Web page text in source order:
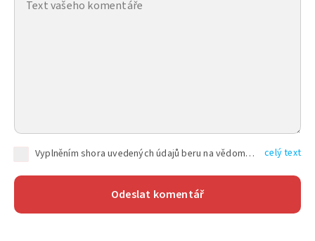
Vyplněním shora uvedených údajů beru na vědomí, že společnost TEXT FACTORY s.r.o., sídlem Brno, Durďákova 336/29, Černá Pole, PSČ: 613 00, IČ: 06157831, zapsané u Krajského soudu v Brně, oddíl C, vložka 100399, bude zpracovávat mé osobní údaje uvedené v rámci mnou vyplněného registračního formuláře na základě oprávněných zájmů TEXT FACTORY s.r.o. dle čl. 6 odst. 1 písm. f) GDPR a pro splnění právních povinností (čl. 6 odst. 1 písm. c) GDPR), a to pro tyto účely: nezbytnost zajistit oprávnění návštěvníka webových stránek provozovaných společností TEXT FACTORY s.r.o. přispívat aktivně ke zveřejněným článkům nebo v rámci diskusních fór a výkon práv TEXT FACTORY s.r.o. jako administrátora těchto diskusních fór. Více informací o zpracování osobních údajů a právech lze nalézt v celý text